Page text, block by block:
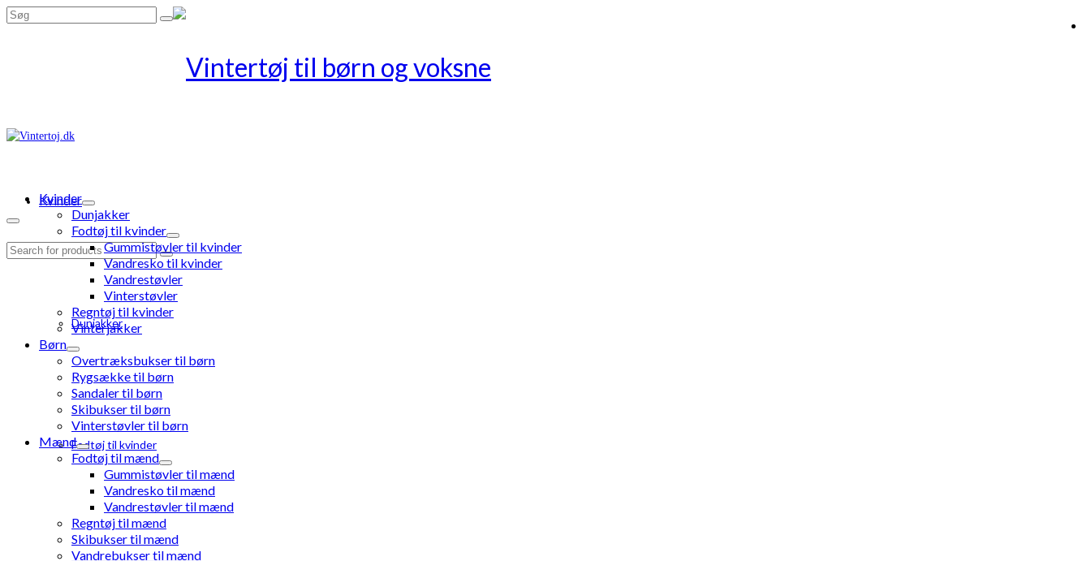
Search
Kvinder
Dunjakker
Fodtøj til kvinder
Search
Kvinder
Dunjakker
Fodtøj til kvinder
Gummistøvler til kvinder
Vandresko til kvinder
Vandrestøvler
Vinterstøvler
Regntøj til kvinder
Vinterjakker
Børn
Overtræksbukser til børn
Rygsække til børn
Sandaler til børn
Skibukser til børn
Vinterstøvler til børn
Mænd
Fodtøj til mænd
Gummistøvler til mænd
Vandresko til mænd
Vandrestøvler til mænd
Regntøj til mænd
Skibukser til mænd
Vandrebukser til mænd